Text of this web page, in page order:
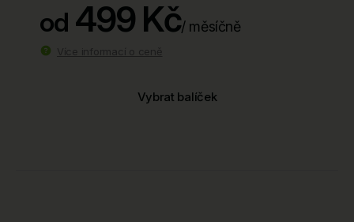
od 499 Kč/ měsíčně
Vybrat balíček